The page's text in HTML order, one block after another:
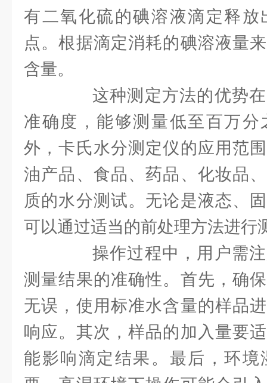
有二氧化硫的碘溶液滴定释放
点。根据滴定消耗的碘溶液量
含量。
这种测定方法的优势在
准确度，能够测量低至百万
外，卡氏水分测定仪的应用范
油产品、食品、药品、化妆品
质的水分测试。无论是液态、
可以通过适当的前处理方法进行
操作过程中，用户需注
测量结果的准确性。首先，确
无误，使用标准水含量的样品
响应。其次，样品的加入量要
能影响滴定结果。最后，环境